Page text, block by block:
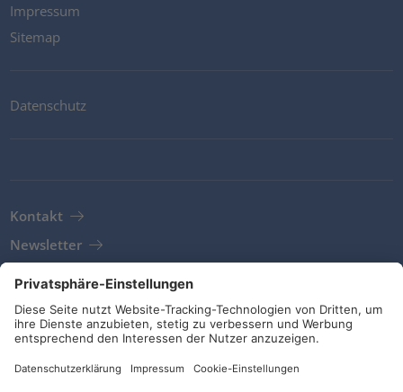
Impressum
Sitemap
Datenschutz
Kontakt
Newsletter
AGB
Richtlinien und Bekentnisse
Soziale Medien